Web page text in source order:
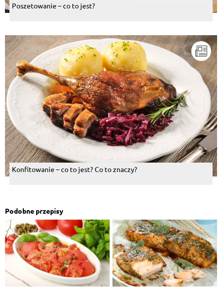
Poszetowanie – co to jest?
Konfitowanie – co to jest? Co to znaczy?
Podobne przepisy